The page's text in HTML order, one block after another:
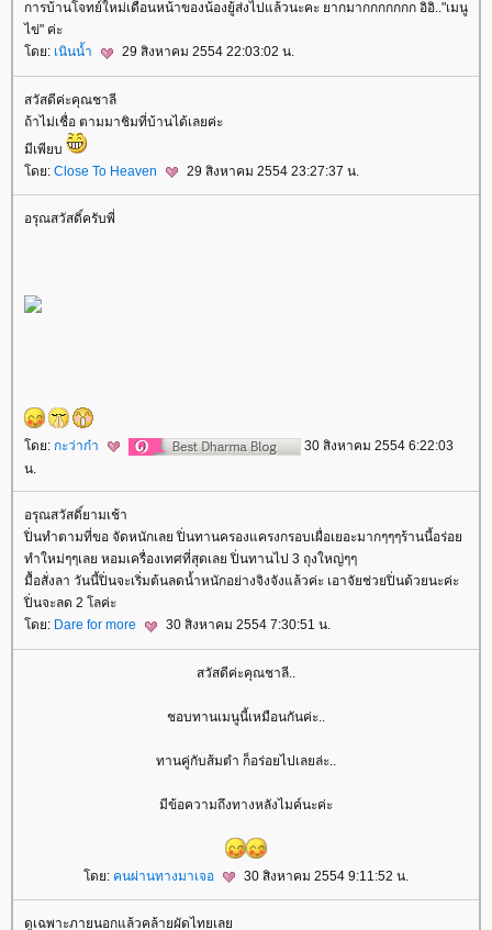
การบ้านโจทย์ใหม่เดือนหน้าของน้องยู้ส่งไปแล้วนะคะ ยากมากกกกกกก อิอิ.."เมนู
ไข่" ค่ะ
ดย: เนินน้ำ 29 สิงหาคม 2554 22:03:02 น.
สวัสดีค่ะคุณชาลี
ถ้าไม่เชื่อ ตามมาชิมที่บ้านได้เลยค่ะ
มีเพียบ
ดย: Close To Heaven 29 สิงหาคม 2554 23:27:37 น.
อรุณสวัสดิ์ครับพี่
ดย: กะว่าก๋า
30 สิงหาคม 2554 6:22:03
น.
อรุณสวัสดิ์ยามเช้า
ปิ่นทำตามที่ขอ จัดหนักเลย ปิ่นทานครองแครงกรอบเผื่อเยอะมากๆๆๆร้านนี้อร่อ
ทำใหม่ๆๆเลย หอมเครื่องเทศที่สุดเลย ปิ่นทานไป 3 ถุงใหญ่ๆๆ
มื้อสั่งลา วันนี้ปิ่นจะเริ่มต้นลดน้ำหนักอย่างจิงจังแล้วค่ะ เอาจัยช่วยปิ่นด้วยนะค่ะ
ปิ่นจะลด 2 โลค่ะ
ดย: Dare for more 30 สิงหาคม 2554 7:30:51 น.
สวัสดีค่ะคุณชาลี..
ชอบทานเมนูนี้เหมือนกันค่ะ..
ทานคู่กับส้มตำ ก็อร่อยไปเลยล่ะ..
มีข้อความถึงทางหลังไมค์นะค่ะ
ดย: คนผ่านทางมาเจอ 30 สิงหาคม 2554 9:11:52 น.
ดูเฉพาะภายนอกแล้วคล้ายผัดไทยเล